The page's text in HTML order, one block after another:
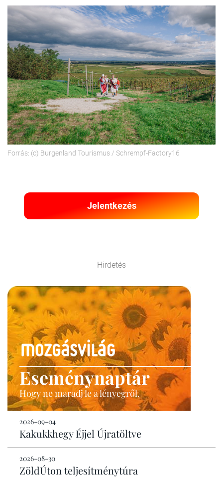
Forrás: (c) Burgenland Tourismus / Schrempf-Factory16
Jelentkezés
Hirdetés
Eseménynaptár
Hogy ne maradj le a lényegről.
2026-09-04
Kakukkhegy Éjjel Újratöltve
2026-08-30
ZöldÚton teljesítménytúra